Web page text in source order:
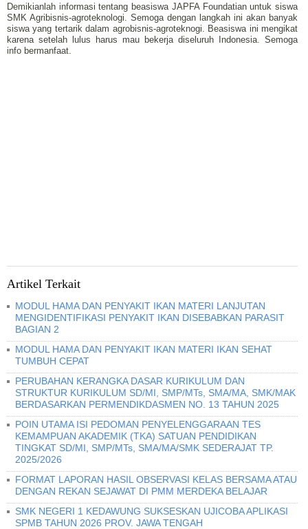
Demikianlah informasi tentang beasiswa JAPFA Foundatian untuk siswa
SMK Agribisnis-agroteknologi. Semoga dengan langkah ini akan banyak
siswa yang tertarik dalam agrobisnis-agroteknogi. Beasiswa ini mengikat
karena setelah lulus harus mau bekerja diseluruh Indonesia. Semoga
info bermanfaat.
Artikel Terkait
MODUL HAMA DAN PENYAKIT IKAN MATERI LANJUTAN
MENGIDENTIFIKASI PENYAKIT IKAN DISEBABKAN PARASIT
BAGIAN 2
MODUL HAMA DAN PENYAKIT IKAN MATERI IKAN SEHAT
TUMBUH CEPAT
PERUBAHAN KERANGKA DASAR KURIKULUM DAN
STRUKTUR KURIKULUM SD/MI, SMP/MTs, SMA/MA, SMK/MAK
BERDASARKAN PERMENDIKDASMEN NO. 13 TAHUN 2025
POIN UTAMA ISI PEDOMAN PENYELENGGARAAN TES
KEMAMPUAN AKADEMIK (TKA) SATUAN PENDIDIKAN
TINGKAT SD/MI, SMP/MTs, SMA/MA/SMK SEDERAJAT TP.
2025/2026
FORMAT LAPORAN HASIL OBSERVASI KELAS BERSAMA ATAU
DENGAN REKAN SEJAWAT DI PMM MERDEKA BELAJAR
SMK NEGERI 1 KEDAWUNG SUKSESKAN UJICOBA APLIKASI
SPMB TAHUN 2026 PROV. JAWA TENGAH